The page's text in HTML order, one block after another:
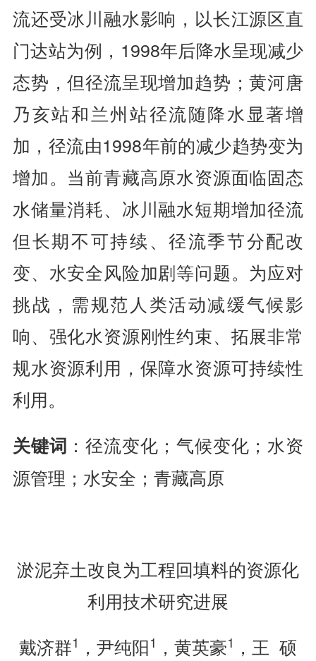
流还受冰川融水影响，以长江源区直
门达站为例，1998年后降水呈现减少
态势，但径流呈现增加趋势；黄河唐
乃亥站和兰州站径流随降水显著增
加，径流由1998年前的减少趋势变为
增加。当前青藏高原水资源面临固态
水储量消耗、冰川融水短期增加径流
但长期不可持续、径流季节分配改
变、水安全风险加剧等问题。为应对
挑战，需规范人类活动减缓气候影
响、强化水资源刚性约束、拓展非常
规水资源利用，保障水资源可持续性
利用。
关键词 ：径流变化；气候变化；水资
源管理；水安全；青藏高原
淤泥弃土改良为工程回填料的资源化
利用技术研究进展
戴济群1 ，尹纯阳1 ，黄英豪1 ，王 硕